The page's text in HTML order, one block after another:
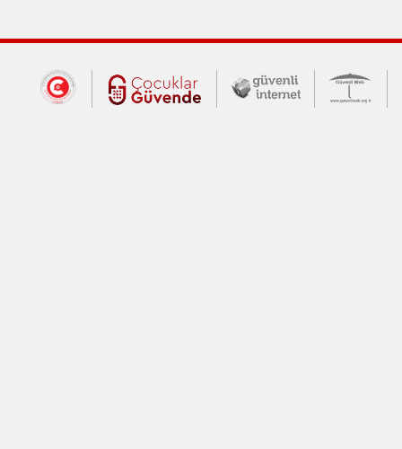
Dış Bağlantılar
Cumhurbaşkanlığı İletişim Merkezi
Çocuklar Güvende (yeni
Güvenli